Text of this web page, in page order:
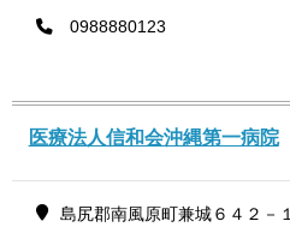
0988880123
医療法人信和会沖縄第一病院
島尻郡南風原町兼城６４２－１